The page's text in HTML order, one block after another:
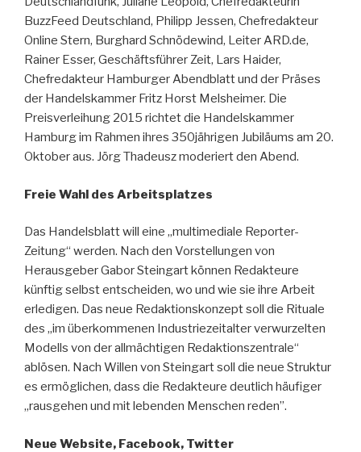
BuzzFeed Deutschland, Philipp Jessen, Chefredakteur
Online Stern, Burghard Schnödewind, Leiter ARD.de,
Rainer Esser, Geschäftsführer Zeit, Lars Haider,
Chefredakteur Hamburger Abendblatt und der Präses
der Handelskammer Fritz Horst Melsheimer. Die
Preisverleihung 2015 richtet die Handelskammer
Hamburg im Rahmen ihres 350jährigen Jubiläums am 20.
Oktober aus. Jörg Thadeusz moderiert den Abend.
Freie Wahl des Arbeitsplatzes
Das Handelsblatt will eine „multimediale Reporter-
Zeitung“ werden. Nach den Vorstellungen von
Herausgeber Gabor Steingart können Redakteure
künftig selbst entscheiden, wo und wie sie ihre Arbeit
erledigen. Das neue Redaktionskonzept soll die Rituale
des „im überkommenen Industriezeitalter verwurzelten
Modells von der allmächtigen Redaktionszentrale“
ablösen. Nach Willen von Steingart soll die neue Struktur
es ermöglichen, dass die Redakteure deutlich häufiger
„rausgehen und mit lebenden Menschen reden”.
Neue Website, Facebook, Twitter